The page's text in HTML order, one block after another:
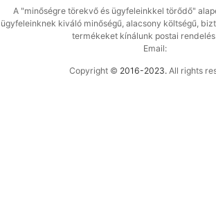
A "minőségre törekvő és ügyfeleinkkel törődő"
ügyfeleinknek kiváló minőségű, alacsony költségű,
termékeket kínálunk postai
Email:
Copyright © 2016-2023. All rights